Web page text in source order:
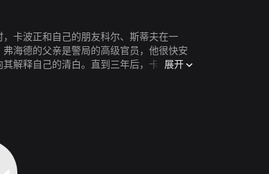
卡波正和自己的朋友科尔、斯蒂夫在一
海德的父亲是警局的高级官员，他很快安
解释自己的清白。直到三年后，卡波在别
展开